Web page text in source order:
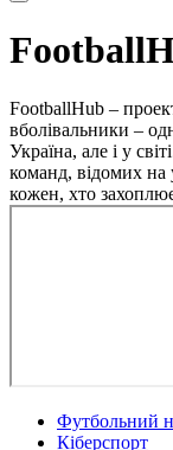
FootballHub –
вболівальники –
Україна, але і у
команд, відомих на
кожен, хто
Футбольний
Кіберспорт